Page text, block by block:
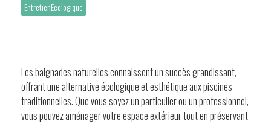
EntretienÉcologique
Les baignades naturelles connaissent un succès grandissant,
offrant une alternative écologique et esthétique aux piscines
traditionnelles. Que vous soyez un particulier ou un professionnel,
vous pouvez aménager votre espace extérieur tout en préservant